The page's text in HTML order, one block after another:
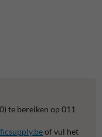
te bereiken op 011
of vul het